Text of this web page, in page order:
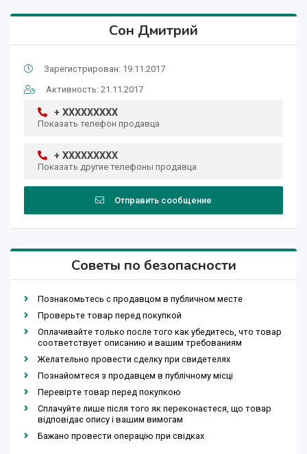
Сон Дмитрий
Зарегистрирован: 19.11.2017
Активность: 21.11.2017
+ XXXXXXXXX
Показать телефон продавца
+ XXXXXXXXX
Показать другие телефоны продавца
Отправить сообщение
Советы по безопасности
Познакомьтесь с продавцом в публичном месте
Проверьте товар перед покупкой
Оплачивайте только после того как убедитесь, что товар
соответствует описанию и вашим требованиям
Желательно провести сделку при свидетелях
Познайомтеся з продавцем в публічному місці
Перевірте товар перед покупкою
Сплачуйте лише після того як переконаєтеся, що товар
відповідає опису і вашим вимогам
Бажано провести операцію при свідках